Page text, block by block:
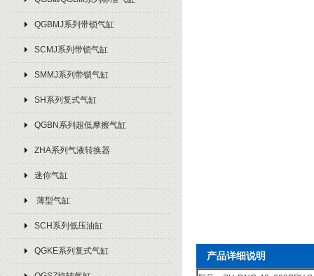
QGBMJ系列带锁气缸
SCMJ系列带锁气缸
SMMJ系列带锁气缸
SH系列复式气缸
QGBN系列超低摩擦气缸
ZHA系列气液转换器
迷你气缸
薄型气缸
SCH系列低压油缸
QGKE系列复式气缸 产品详细说明